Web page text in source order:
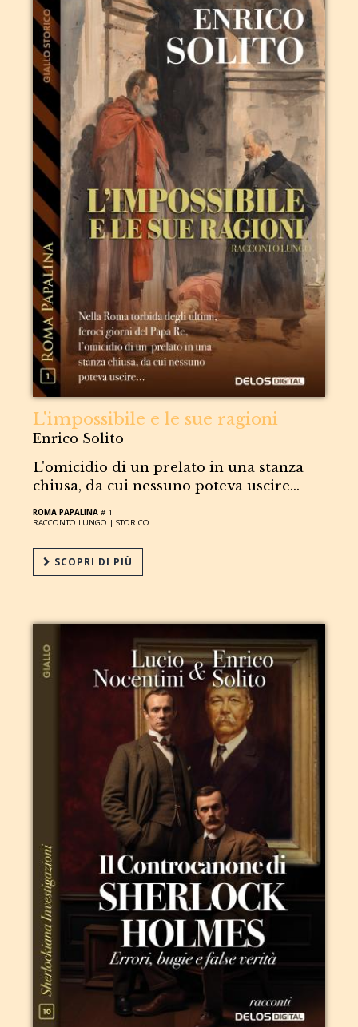
L'impossibile e le sue ragioni
Enrico Solito
L'omicidio di un prelato in una stanza
chiusa, da cui nessuno poteva uscire...
ROMA PAPALINA # 1
RACCONTO LUNGO |STORICO
SCOPRI DI PIÙ